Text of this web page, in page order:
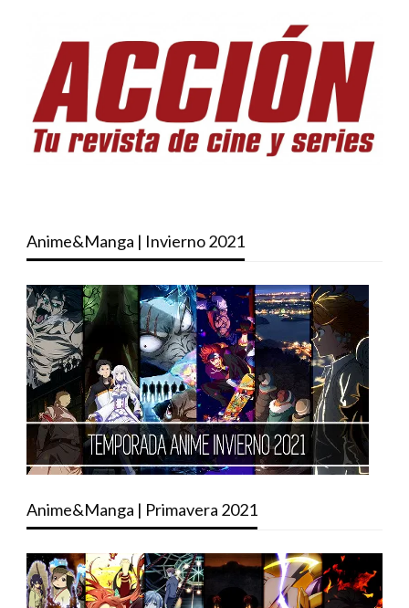
Anime&Manga | Invierno 2021
Anime&Manga | Primavera 2021